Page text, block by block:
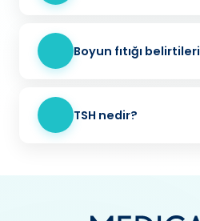
Boyun fıtığı belirtileri
TSH nedir?